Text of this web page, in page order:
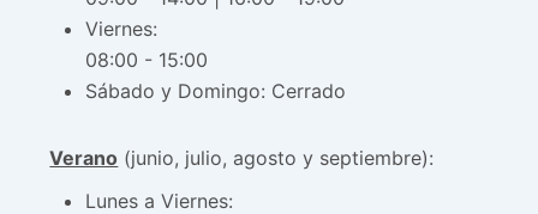
Viernes:
08:00 - 15:00
Sábado y Domingo: Cerrado
Verano (junio, julio, agosto y septiembre):
Lunes a Viernes: